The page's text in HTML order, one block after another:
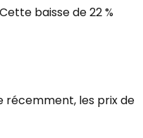
baisse de 22 %
récemment, les prix de